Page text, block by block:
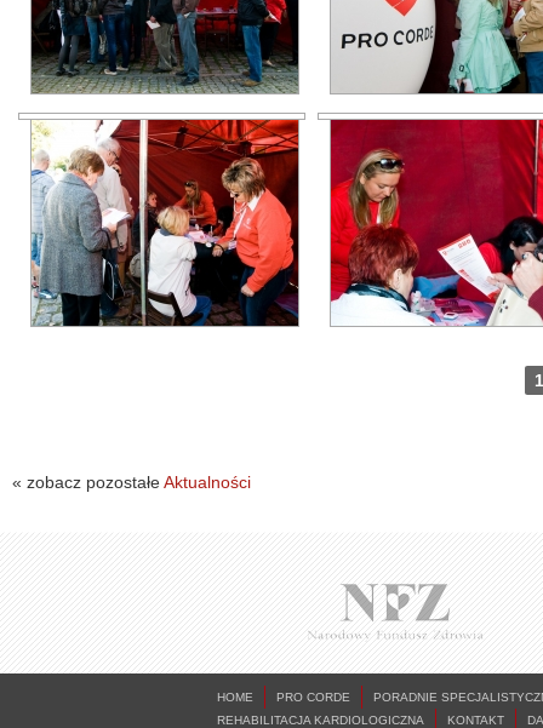
1
« zobacz pozostałeAktualności
HOME PRO CORDE
PORADNIE
REHABILITACJA KARDIOLOGICZNA
KONTAKT